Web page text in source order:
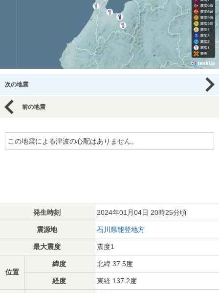
次の地震
前の地震
この地震による津波の心配はありません。
発生時刻 2024年01月04日 20時25分頃
震源地 石川県能登地方
最大震度 震度1
位置
緯度 北緯 37.5度
経度 東経 137.2度